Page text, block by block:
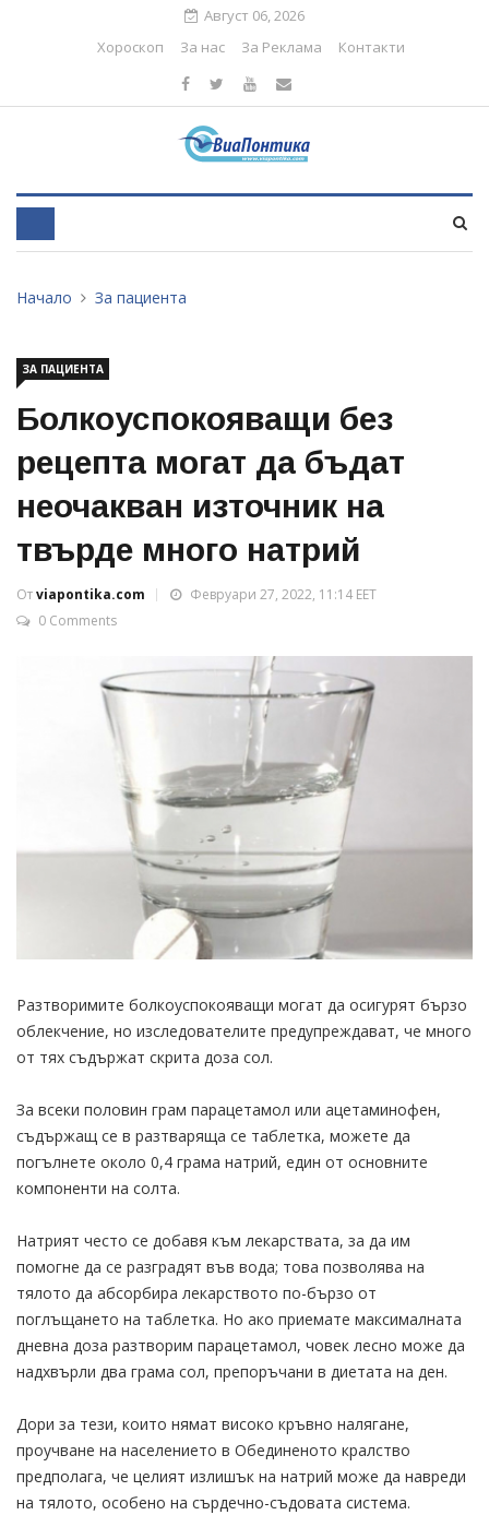
Август 06, 2026
Хороскоп
За нас За Реклама Контакти
Начало За пациента
ЗА ПАЦИЕНТА
Болкоуспокояващи без
рецепта могат да бъдат
неочакван източник на
твърде много натрий
Отviapontika.com
Февруари 27, 2022, 11:14 EET
0 Comments
Разтворимите болкоуспокояващи могат да осигурят бързо
облекчение, но изследователите предупреждават, че много
от тях съдържат скрита доза сол.
За всеки половин грам парацетамол или ацетаминофен,
съдържащ се в разтваряща се таблетка, можете да
погълнете около 0,4 грама натрий, един от основните
компоненти на солта.
Натрият често се добавя към лекарствата, за да им
помогне да се разградят във вода; това позволява на
тялото да абсорбира лекарството по-бързо от
поглъщането на таблетка. Но ако приемате максималната
дневна доза разтворим парацетамол, човек лесно може да
надхвърли два грама сол, препоръчани в диетата на ден.
Дори за тези, които нямат високо кръвно налягане,
проучване на населението в Обединеното кралство
предполага, че целият излишък на натрий може да навреди
на тялото, особено на сърдечно-съдовата система.